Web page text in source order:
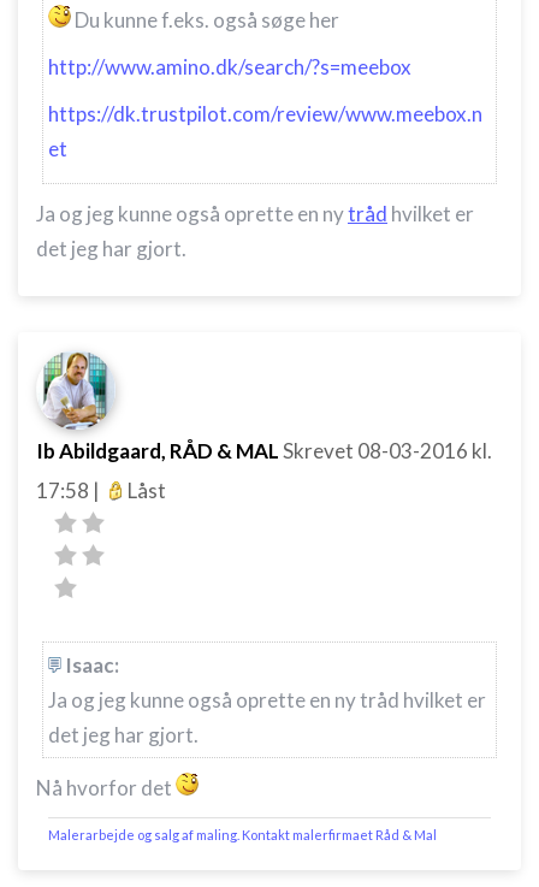
Du kunne f.eks. også søge her
http://www.amino.dk/search/?s=meebox
https://dk.trustpilot.com/review/www.meebox.n
et
Ja og jeg kunne også oprette en nytråd hvilket er
det jeg har gjort.
Ib Abildgaard, RÅD & MALSkrevet 08-03-2016 kl.
17:58 | Låst
Isaac:
Ja og jeg kunne også oprette en ny tråd hvilket er
det jeg har gjort.
Nå hvorfor det
Malerarbejde og salg af maling. Kontakt malerfirmaet Råd & Mal